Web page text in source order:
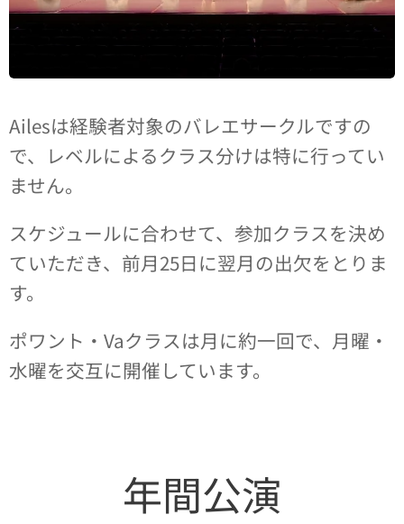
Ailesは経験者対象のバレエサークルですの
で、レベルによるクラス分けは特に行ってい
ません。
スケジュールに合わせて、参加クラスを決め
ていただき、前月25日に翌月の出欠をとりま
す。
ポワント・Vaクラスは月に約一回で、月曜・
水曜を交互に開催しています。
年間公演